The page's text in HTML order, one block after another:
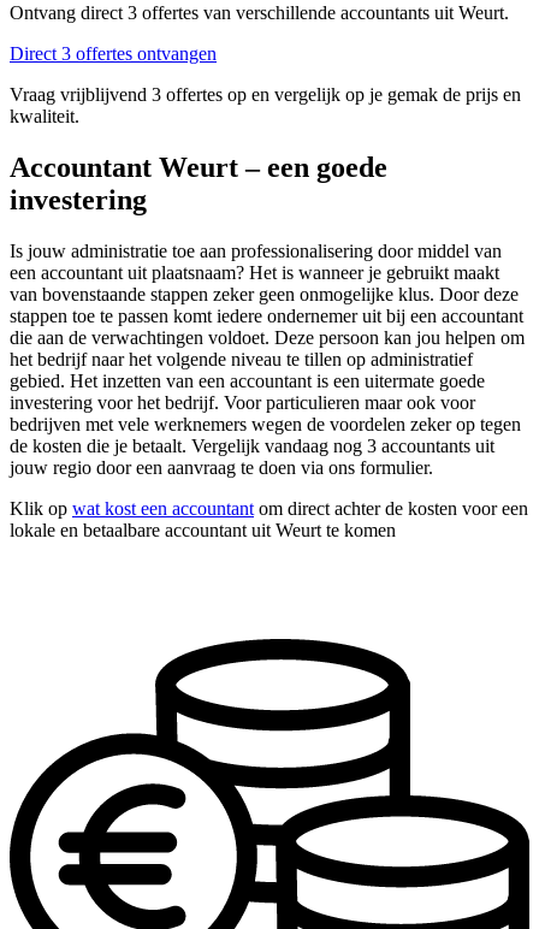
Ontvang direct 3 offertes van verschillende accountants uit Weurt.
Direct 3 offertes ontvangen
Vraag vrijblijvend 3 offertes op en vergelijk op je gemak de prijs en
kwaliteit.
Accountant Weurt – een goede
investering
Is jouw administratie toe aan professionalisering door middel van
een accountant uit plaatsnaam? Het is wanneer je gebruikt maakt
van bovenstaande stappen zeker geen onmogelijke klus. Door deze
stappen toe te passen komt iedere ondernemer uit bij een accountant
die aan de verwachtingen voldoet. Deze persoon kan jou helpen om
het bedrijf naar het volgende niveau te tillen op administratief
gebied. Het inzetten van een accountant is een uitermate goede
investering voor het bedrijf. Voor particulieren maar ook voor
bedrijven met vele werknemers wegen de voordelen zeker op tegen
de kosten die je betaalt. Vergelijk vandaag nog 3 accountants uit
jouw regio door een aanvraag te doen via ons formulier.
Klik op wat kost een accountant om direct achter de kosten voor een
lokale en betaalbare accountant uit Weurt te komen